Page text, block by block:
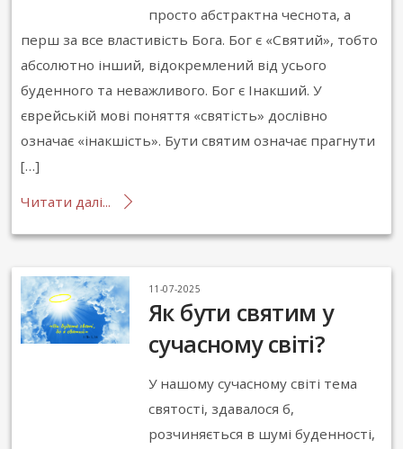
просто абстрактна чеснота, а
перш за все властивість Бога. Бог є «Святий», тобто
абсолютно інший, відокремлений від усього
буденного та неважливого. Бог є Інакший. У
єврейській мові поняття «святість» дослівно
означає «інакшість». Бути святим означає прагнути
[…]
Читати далі...
11-07-2025
Як бути святим у
сучасному світі?
У нашому сучасному світі тема
святості, здавалося б,
розчиняється в шумі буденності,